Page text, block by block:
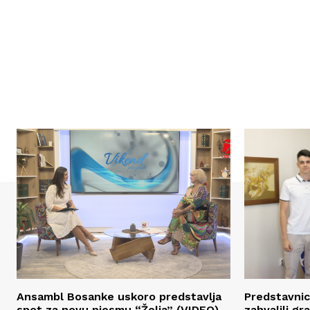
Ansambl Bosanke uskoro predstavlja